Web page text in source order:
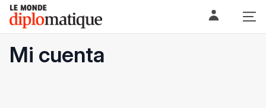
Skip
content
Le monde diplomatique
Mi cuenta